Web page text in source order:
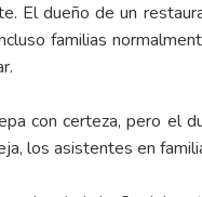
El dueño de un
familias
con certeza, pero el
los asistentes en